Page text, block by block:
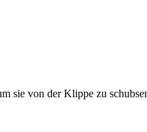
sie von der Klippe zu